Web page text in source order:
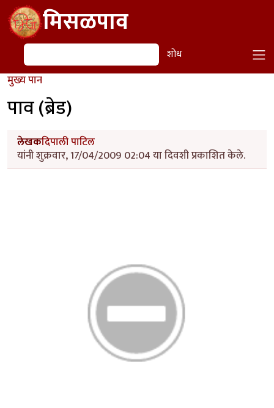
Skip to main contentमिसळपाव
शोध शोध
मुख्य पान
पाव (ब्रेड)
लेखकदिपाली पाटिल
यांनी शुक्रवार, 17/04/2009 02:04 या दिवशी प्रकाशित केले.